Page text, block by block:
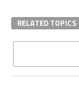
RELATED TOPICS